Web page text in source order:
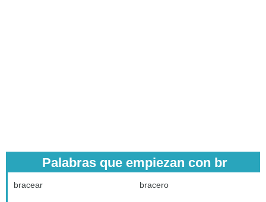
Palabras que empiezan con br
bracear bracero